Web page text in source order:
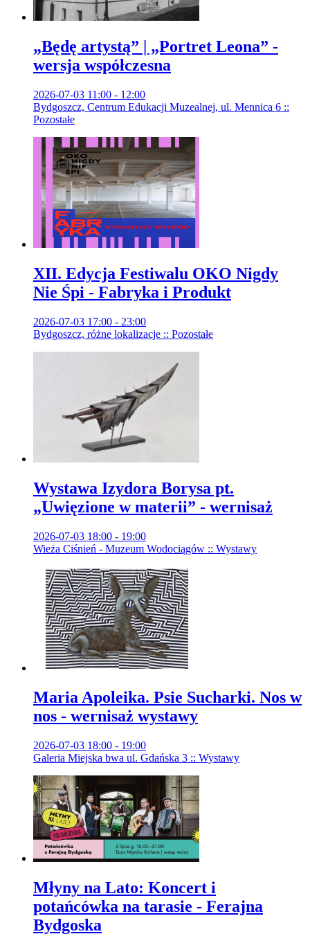
„Będę artystą” | „Portret Leona” -
wersja współczesna
2026-07-03 11:00 - 12:00
Bydgoszcz, Centrum Edukacji Muzealnej, ul. Mennica 6 ::
Pozostałe
XII. Edycja Festiwalu OKO Nigdy
Nie Śpi - Fabryka i Produkt
2026-07-03 17:00 - 23:00
Bydgoszcz, różne lokalizacje :: Pozostałe
Wystawa Izydora Borysa pt.
„Uwięzione w materii” - wernisaż
2026-07-03 18:00 - 19:00
Wieża Ciśnień - Muzeum Wodociągów :: Wystawy
Maria Apoleika. Psie Sucharki. Nos w
nos - wernisaż wystawy
2026-07-03 18:00 - 19:00
Galeria Miejska bwa ul. Gdańska 3 :: Wystawy
Młyny na Lato: Koncert i
potańcówka na tarasie - Ferajna
Bydgoska